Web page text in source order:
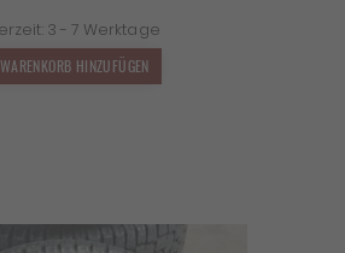
war:
1.399,00 €
ist:
3 - 7 Werktage
HINZUFÜGEN